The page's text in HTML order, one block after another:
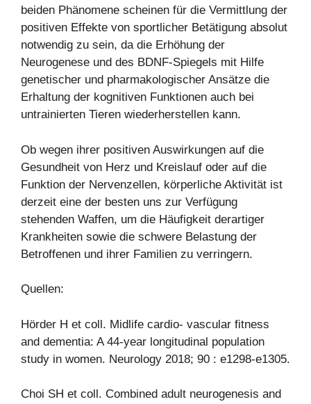
beiden Phänomene scheinen für die Vermittlung der
positiven Effekte von sportlicher Betätigung absolut
notwendig zu sein, da die Erhöhung der
Neurogenese und des BDNF-Spiegels mit Hilfe
genetischer und pharmakologischer Ansätze die
Erhaltung der kognitiven Funktionen auch bei
untrainierten Tieren wiederherstellen kann.
Ob wegen ihrer positiven Auswirkungen auf die
Gesundheit von Herz und Kreislauf oder auf die
Funktion der Nervenzellen, körperliche Aktivität ist
derzeit eine der besten uns zur Verfügung
stehenden Waffen, um die Häufigkeit derartiger
Krankheiten sowie die schwere Belastung der
Betroffenen und ihrer Familien zu verringern.
Quellen:
Hörder H et coll. Midlife cardio- vascular fitness
and dementia: A 44-year longitudinal population
study in women. Neurology 2018; 90 : e1298-e1305.
Choi SH et coll. Combined adult neurogenesis and